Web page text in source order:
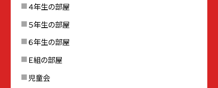
４年生の部屋
５年生の部屋
６年生の部屋
Ｅ組の部屋
児童会